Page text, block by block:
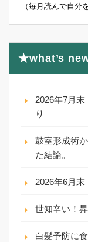
（毎月読んで自分
★what’s
2026年7月
り
鼓室形成術
た結論。
2026年6月
世知辛い！
白髪予防に